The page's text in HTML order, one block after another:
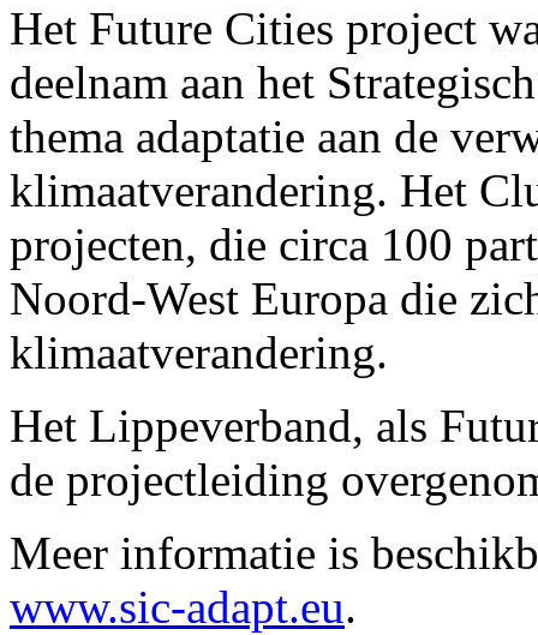
Het Future Cities project
deelnam aan het
thema adaptatie aan de
klimaatverandering. Het
projecten, die circa 100
Noord-West Europa die
klimaatverandering.
Het Lippeverband, als
de projectleiding
Meer informatie is
www.sic-adapt.eu.